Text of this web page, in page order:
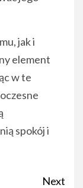
jak i
element
w te
spokój i
Next